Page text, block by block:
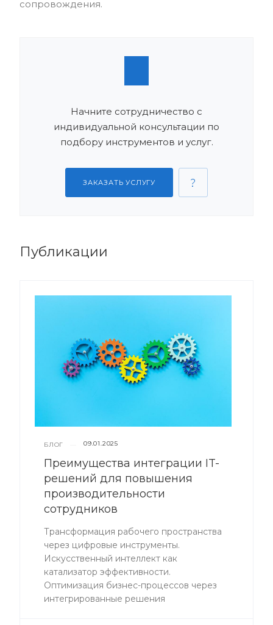
сопровождения.
Начните сотрудничество с
индивидуальной консультации по
подбору инструментов и услуг.
ЗАКАЗАТЬ УСЛУГУ
Публикации
БЛОГ 09.01.2025
Преимущества интеграции IT-
решений для повышения
производительности
сотрудников
Трансформация рабочего пространства
через цифровые инструменты.
Искусственный интеллект как
катализатор эффективности.
Оптимизация бизнес-процессов через
интегрированные решения